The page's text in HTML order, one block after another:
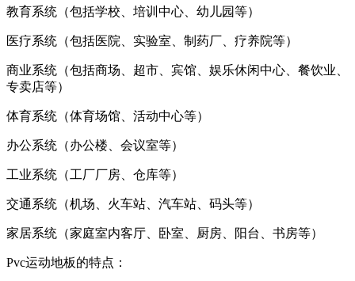
教育系统（包括学校、培训中心、幼儿园等）
医疗系统（包括医院、实验室、制药厂、疗养院等）
商业系统（包括商场、超市、宾馆、娱乐休闲中心、餐饮业、
专卖店等）
体育系统（体育场馆、活动中心等）
办公系统（办公楼、会议室等）
工业系统（工厂厂房、仓库等）
交通系统（机场、火车站、汽车站、码头等）
家居系统（家庭室内客厅、卧室、厨房、阳台、书房等）
Pvc运动地板的特点：